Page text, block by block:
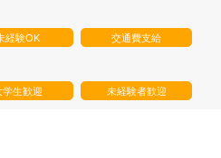
経験OK 交通費支給
学生歓迎 未経験者歓迎